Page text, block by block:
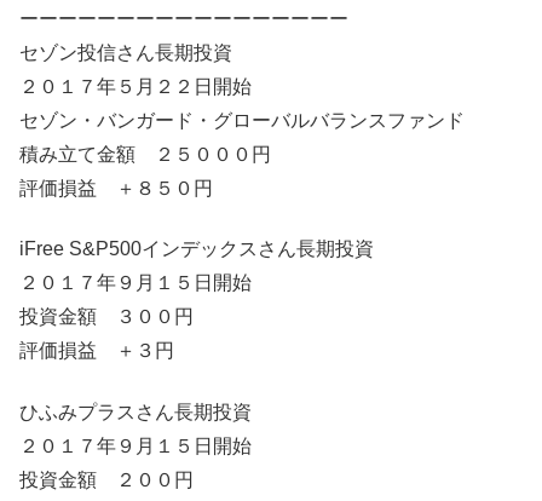
ーーーーーーーーーーーーーーーーー
セゾン投信さん長期投資
２０１７年５月２２日開始
セゾン・バンガード・グローバルバランスファンド
積み立て金額 ２５０００円
評価損益 ＋８５０円
iFree S&P500インデックスさん長期投資
２０１７年９月１５日開始
投資金額 ３００円
評価損益 ＋３円
ひふみプラスさん長期投資
２０１７年９月１５日開始
投資金額 ２００円